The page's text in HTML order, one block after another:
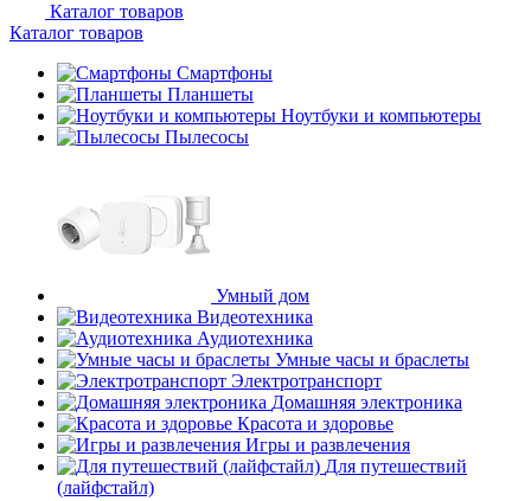
Каталог товаров
Каталог товаров
Смартфоны
Планшеты
Ноутбуки и компьютеры
Пылесосы
Умный дом
Видеотехника
Аудиотехника
Умные часы и браслеты
Электротранспорт
Домашняя электроника
Красота и здоровье
Игры и развлечения
Для путешествий
(лайфстайл)
недели
plait.ru